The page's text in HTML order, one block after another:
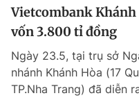
Vietcombank
vốn 3.800 tỉ đồng
Ngày 23.5, tại trụ sở
nhánh Khánh Hòa (17
TP.Nha Trang) đã diễn